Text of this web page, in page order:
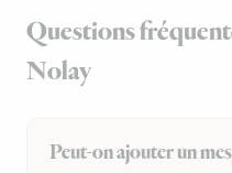
Questions
Nolay
Peut-on ajouter un